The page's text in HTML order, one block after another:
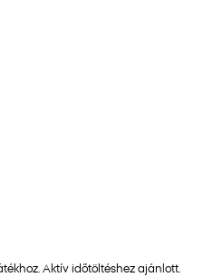
Aktív időtöltéshez ajánlott.